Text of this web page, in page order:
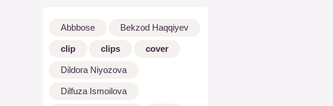
Abbbose Bekzod Haqqiyev
clip clips cover
Dildora Niyozova
Dilfuza Ismoilova